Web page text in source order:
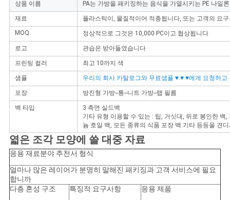
사
이
맵
PRIVACY
POLICY
상품 이름 PA는 가방을 패키징하는 음식을 가열시키는 PE 나일
재료
플라스틱이, 물질적이어 적층됩니다, 또는 고객의 요
MOQ
정상적으로 그것은 10,000 PC이고 협상됩니다
로고 관습은 받아들였습니다
프린팅 컬러 최고 10까지 색
샘플 우리의 회사 카탈로그와 무료샘플 ♥ ♥ ♥에게 요청하
포장 방진형 가방--통--니트 가방--랩 필름
백 타입
3 측면 실드백
기타 유형 이용할 수 있는 : 팁, 거싯대, 뒤로 봉인한
늄 호일 백, 모든 종류의 식품 포장 백 기타 등등을 견
엷은 조각 모양에 쓸 대중 자료
응용 재료분야 추천서 형식
얼마나 많은 레이어가 분명히 말해진 패키징과 고객 서비스에 필요
합니까
다층 혼성 구조
특징적 요구사항 응용 제품